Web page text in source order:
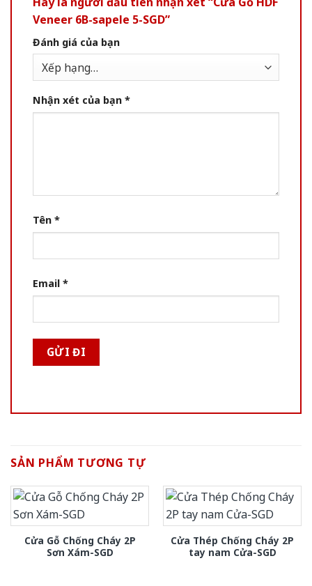
Veneer 6B-sapele 5-SGD”
Đánh giá của bạn
Nhận xét của bạn *
Tên *
Email *
SẢN PHẨM TƯƠNG TỰ
Cửa Gỗ Chống Cháy 2P
Sơn Xám-SGD
Cửa Thép Chống Cháy 2P
tay nam Cửa-SGD